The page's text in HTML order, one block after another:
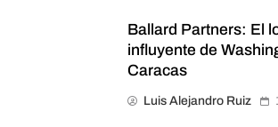
Ballard Partners: El
influyente de
Caracas
Luis Alejandro Ruiz